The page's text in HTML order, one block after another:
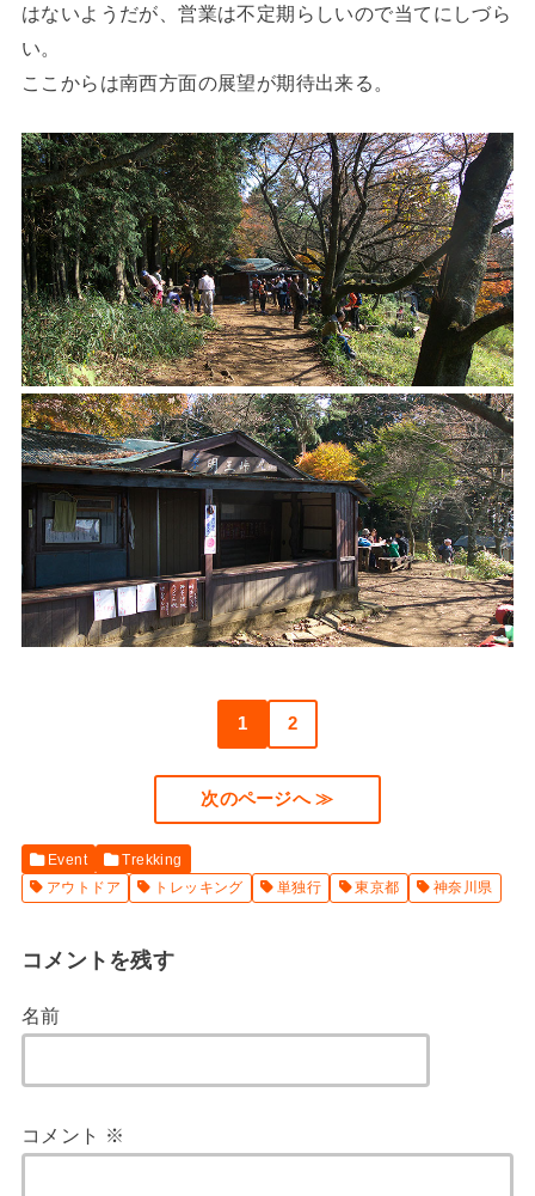
はないようだが、営業は不定期らしいので当てにしづら
い。
ここからは南西方面の展望が期待出来る。
1 2
次のページへ ≫
Event
Trekking
アウトドア
トレッキング 単独行 東京都 神奈川県
コメントを残す
名前
コメント ※